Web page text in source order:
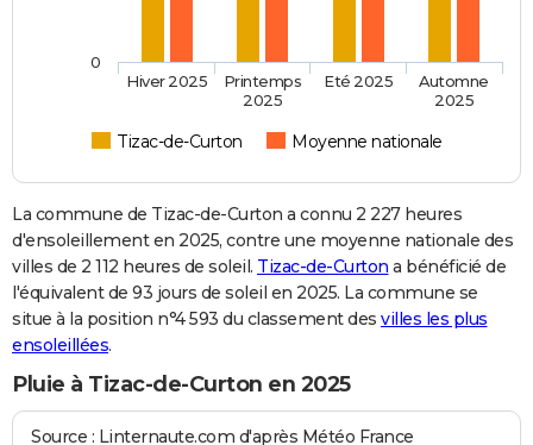
Tizac-de-Curton Moyenne nationale
Hiver 2025
Printemps
2025
Eté 2025
Automne
2025
0
La commune de Tizac-de-Curton a connu 2 227 heures
d'ensoleillement en 2025, contre une moyenne nationale des
villes de 2 112 heures de soleil. Tizac-de-Curton a bénéficié de
l'équivalent de 93 jours de soleil en 2025. La commune se
situe à la position n°4 593 du classement des villes les plus
ensoleillées.
Pluie à Tizac-de-Curton en 2025
Source : Linternaute.com d'après Météo France